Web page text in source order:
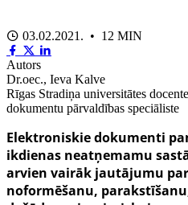
03.02.2021. • 12 MIN
Autors
Dr.oec., Ieva Kalve
Rīgas Stradiņa universitātes
dokumentu pārvaldības speciāliste
Elektroniskie dokumenti
ikdienas neatņemamu
arvien vairāk jautājumu
noformēšanu,